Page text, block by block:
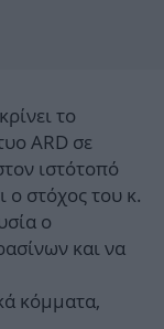
το
ARD σε
ιστότοπό
ο στόχος του κ.
ο
και να
κόμματα,